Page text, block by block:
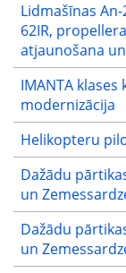
Lidmašīnas
62IR,
atjaunošana
IMANTA
modernizācija
Helikopteru
Dažādu
un
Dažādu
un